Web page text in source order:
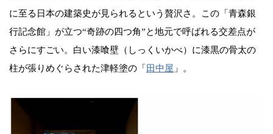
に至る日本の建築史が見られるという贅沢さ。この「青森銀
行記念館」が立つ“奇跡の四つ角”と地元で呼ばれる交差点が
さらにすごい。白い漆喰壁（しっくいかべ）に漆黒の骨太の
柱が張りめぐらされた津軽塗の「 田中屋 」。